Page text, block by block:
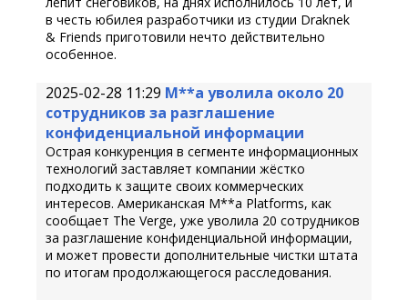
в честь юбилея разработчики из студии Draknek
& Friends приготовили нечто действительно
особенное.
2025-02-28 11:29 M**a уволила около 20
сотрудников за разглашение
конфиденциальной информации
Острая конкуренция в сегменте информационных
технологий заставляет компании жёстко
подходить к защите своих коммерческих
интересов. Американская M**a Platforms, как
сообщает The Verge, уже уволила 20 сотрудников
за разглашение конфиденциальной информации,
и может провести дополнительные чистки штата
по итогам продолжающегося расследования.